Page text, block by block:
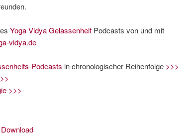
Yoga VidyaGelassenheit Podcasts von und mit
vidya.de
Podcasts in chronologischer Reihenfolge >>>
>>>
Download